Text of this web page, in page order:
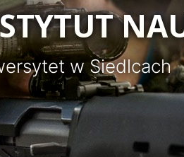
cookies
w Siedlcach